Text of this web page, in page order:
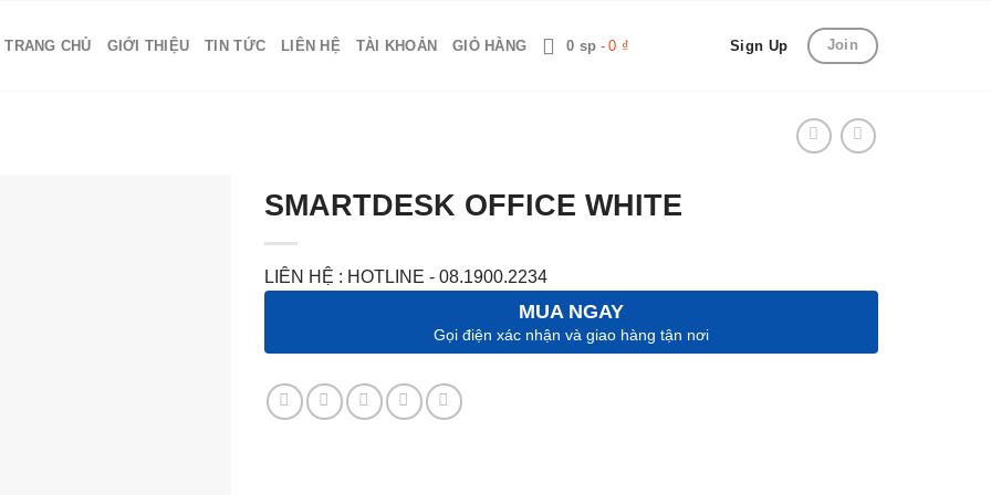
TRANG CHỦ GIỚI THIỆU TIN TỨC LIÊN HỆ TÀI KHOẢN GIỎ HÀNG 0 sp 0 ₫ Sign Up Join
SMARTDESK OFFICE WHITE
LIÊN HỆ : HOTLINE - 08.1900.2234
MUA NGAY
Gọi điện xác nhận và giao hàng tận nơi